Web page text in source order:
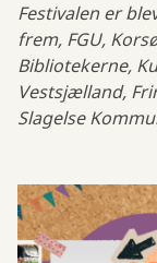
Festivalen er
frem, FGU,
Bibliotekerne,
Vestsjælland,
Slagelse